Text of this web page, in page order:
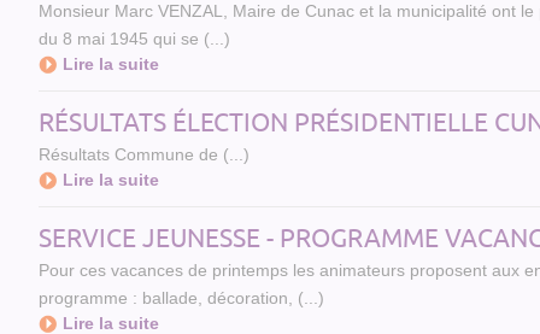
Monsieur Marc VENZAL, Maire de Cunac et la municipalité ont
du 8 mai 1945 qui se (...)
Lire la suite
RÉSULTATS ÉLECTION PRÉSIDENTIELLE
Résultats Commune de (...)
Lire la suite
SERVICE JEUNESSE - PROGRAMME
Pour ces vacances de printemps les animateurs proposent aux
programme : ballade, décoration, (...)
Lire la suite